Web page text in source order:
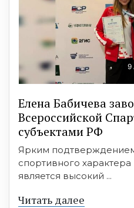
9
Елена Бабичева
Всероссийской
субъектами РФ
Ярким подтверждением
спортивного
является высокий ...
Читать далее